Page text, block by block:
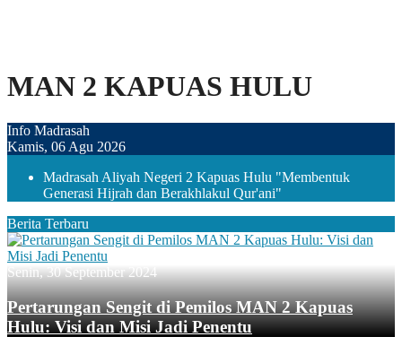
MAN 2 KAPUAS HULU
Info Madrasah
Kamis, 06 Agu 2026
Madrasah Aliyah Negeri 2 Kapuas Hulu "Membentuk
Generasi Hijrah dan Berakhlakul Qur'ani"
Berita Terbaru
Senin, 30 September 2024
Pertarungan Sengit di Pemilos MAN 2 Kapuas
Hulu: Visi dan Misi Jadi Penentu